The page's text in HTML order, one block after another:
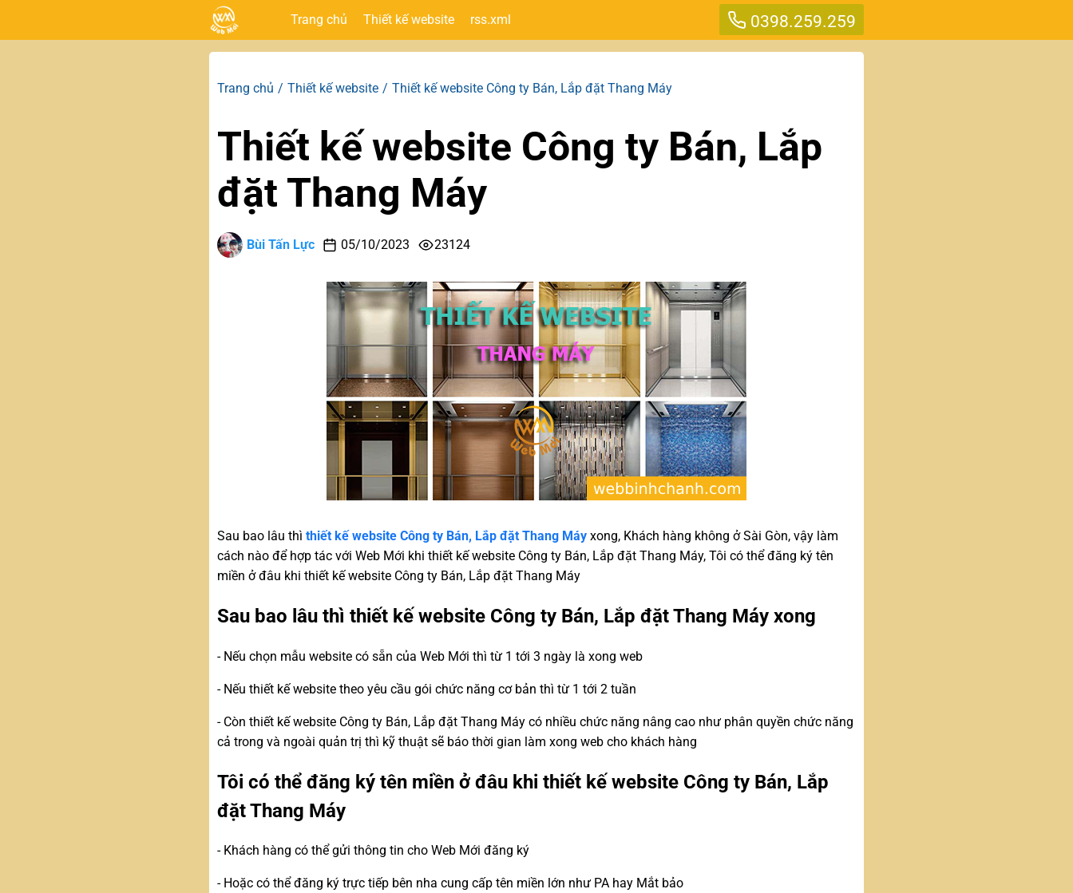
0398.259.259
Trang chủ Thiết kế website rss.xml
Trang chủ Thiết kế website Thiết kế website Công ty Bán, Lắp đặt Thang Máy
Thiết kế website Công ty Bán, Lắp
đặt Thang Máy
Bùi Tấn Lực 05/10/2023 23124
Sau bao lâu thì thiết kế website Công ty Bán, Lắp đặt Thang Máy xong, Khách hàng không ở Sài Gòn, vậy làm
cách nào để hợp tác với Web Mới khi thiết kế website Công ty Bán, Lắp đặt Thang Máy, Tôi có thể đăng ký tên
miền ở đâu khi thiết kế website Công ty Bán, Lắp đặt Thang Máy
Sau bao lâu thì thiết kế website Công ty Bán, Lắp đặt Thang Máy xong
- Nếu chọn mẫu website có sẵn của Web Mới thì từ 1 tới 3 ngày là xong web
- Nếu thiết kế website theo yêu cầu gói chức năng cơ bản thì từ 1 tới 2 tuần
- Còn thiết kế website Công ty Bán, Lắp đặt Thang Máy có nhiều chức năng nâng cao như phân quyền chức năng
cả trong và ngoài quản trị thì kỹ thuật sẽ báo thời gian làm xong web cho khách hàng
Tôi có thể đăng ký tên miền ở đâu khi thiết kế website Công ty Bán, Lắp
đặt Thang Máy
- Khách hàng có thể gửi thông tin cho Web Mới đăng ký
- Hoặc có thể đăng ký trực tiếp bên nha cung cấp tên miền lớn như PA hay Mắt bảo